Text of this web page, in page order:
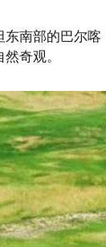
东南部的巴尔喀
奇观。